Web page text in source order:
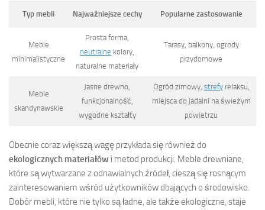
Typ mebli Najważniejsze cechy Popularne zastosowanie
Meble
minimalistyczne
Prosta forma,
neutralne kolory,
naturalne materiały
Tarasy, balkony, ogrody
przydomowe
Meble
skandynawskie
Jasne drewno,
funkcjonalność,
wygodne kształty
Ogród zimowy, strefyrelaksu,
miejsca do jadalni na świeżym
powietrzu
Obecnie coraz większą wagę przykłada się również do
ekologicznych materiałów i metod produkcji. Meble drewniane,
które są wytwarzane z odnawialnych źródeł, cieszą się rosnącym
zainteresowaniem wśród użytkowników dbających o środowisko.
Dobór mebli, które nie tylko są ładne, ale także ekologiczne, staje